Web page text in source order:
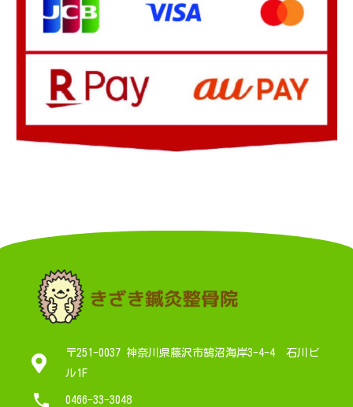
〒251-0037 神奈川県藤沢市鵠沼海岸3-4-4 石川ビ
ル1F
0466-33-3048